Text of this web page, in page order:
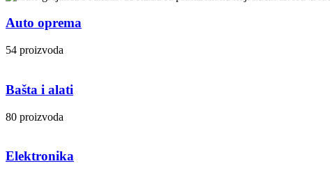
Auto oprema
54 proizvoda
Bašta i alati
80 proizvoda
Elektronika